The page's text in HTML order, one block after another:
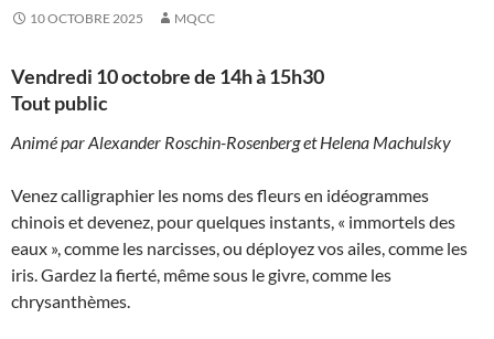
10 OCTOBRE 2025 MQCC
Vendredi 10 octobre de 14h à 15h30
Tout public
Animé par Alexander Roschin-Rosenberg et Helena Machulsky
Venez calligraphier les noms des fleurs en idéogrammes
chinois et devenez, pour quelques instants, « immortels des
eaux », comme les narcisses, ou déployez vos ailes, comme les
iris. Gardez la fierté, même sous le givre, comme les
chrysanthèmes.